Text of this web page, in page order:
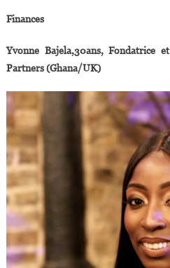
Finances
Yvonne Bajela,30ans, Fondatrice
Partners (Ghana/UK)